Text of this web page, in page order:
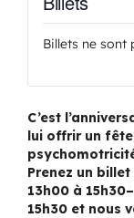
Billets ne sont
C’est
lui offrir un
Prenez un
13h00 à
15h30 et nous